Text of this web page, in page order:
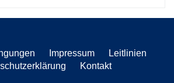
Impressum
Leitlinien
Kontakt